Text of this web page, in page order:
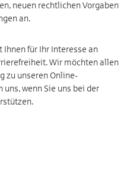
neuen rechtlichen Vorgaben
an.
Ihnen für Ihr Interesse an
Wir möchten allen
zu unseren Online-
wenn Sie uns bei der